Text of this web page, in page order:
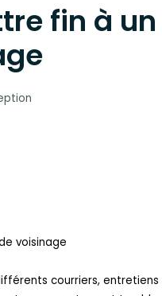
fin à un
voisinage
courriers,